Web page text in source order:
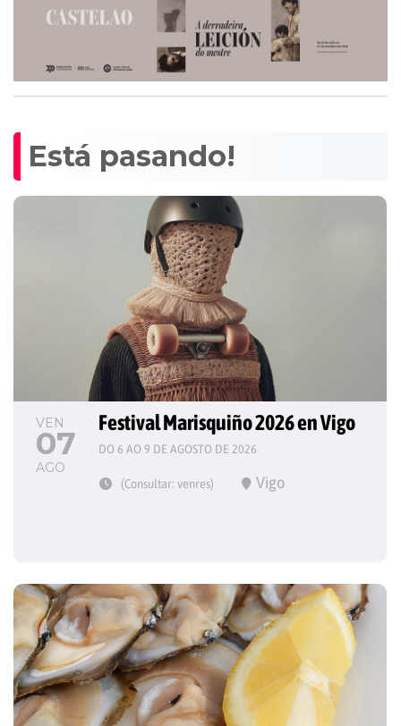
Está pasando!
VEN
07
AGO
Festival Marisquiño 2026 en Vigo
DO 6 AO 9 DE AGOSTO DE 2026
(Consultar: venres) Vigo